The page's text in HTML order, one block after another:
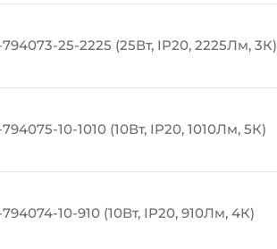
25-2225 (25Вт, IP20, 2225Лм, 3К)
10-1010 (10Вт, IP20, 1010Лм, 5К)
10-910 (10Вт, IP20, 910Лм, 4К)